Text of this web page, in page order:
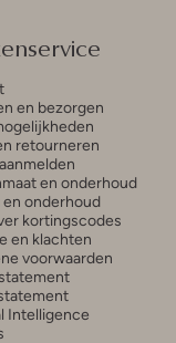
en bezorgen
retourneren
en onderhoud
en onderhoud
kortingscodes
en klachten
voorwaarden
Intelligence